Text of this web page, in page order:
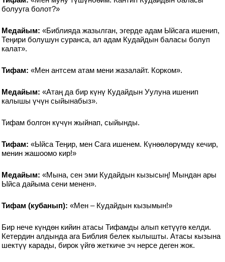
болууга болот?»
Медайым: «Библияда жазылган, эгерде адам Ыйсага ишенип,
Теңири болушун суранса, ал адам Кудайдын баласы болуп
калат».
Тифам: «Мен антсем атам мени жазалайт. Корком».
Медайым: «Атаң да бир күнү Кудайдын Уулуна ишенип
калышы үчүн сыйынабыз».
Тифам болгон күчүн жыйнап, сыйынды.
Тифам: «Ыйса Теңир, мен Сага ишенем. Күнөөлөрүмдү кечир,
менин жашоомо кир!»
Медайым: «Мына, сен эми Кудайдын кызысың! Мындан ары
Ыйса дайыма сени менен».
Тифам (кубанып): «Мен – Кудайдын кызымын!»
Бир нече күндөн кийин атасы Тифамды алып кетүүгө келди.
Кетердин алдында ага Библия белек кылышты. Атасы кызына
шектүү карады, бирок үйгө жеткиче эч нерсе деген жок.